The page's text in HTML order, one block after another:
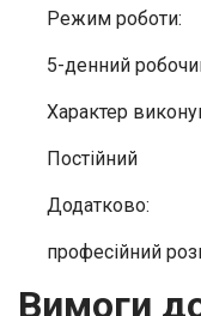
Режим роботи:
5-денний
Характер
Постійний
Додатково:
професійний
Вимоги